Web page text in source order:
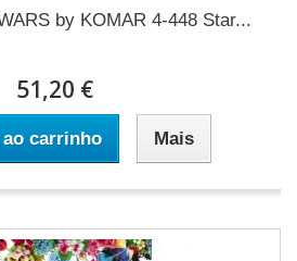
by KOMAR 4-448 Star...
51,20 €
carrinho Mais